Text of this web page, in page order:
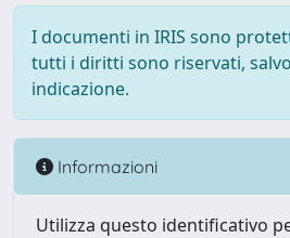
I documenti in IRIS sono
tutti i diritti sono riservati,
indicazione.
Informazioni
Utilizza questo identificativo